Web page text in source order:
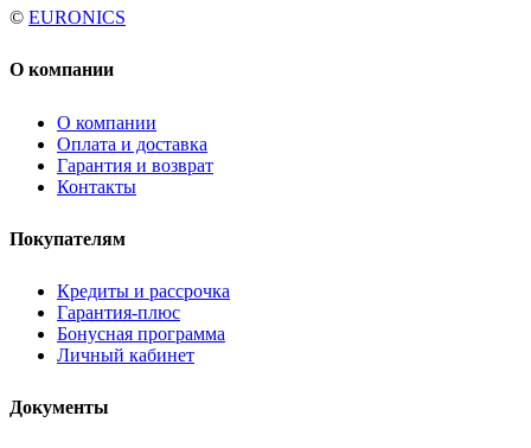
© EURONICS
О компании
О компании
Оплата и доставка
Гарантия и возврат
Контакты
Покупателям
Кредиты и рассрочка
Гарантия-плюс
Бонусная программа
Личный кабинет
Документы